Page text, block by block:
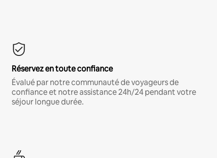
Réservez en toute confiance
Évalué par notre communauté de voyageurs de
confiance et notre assistance 24h/24 pendant votre
séjour longue durée.